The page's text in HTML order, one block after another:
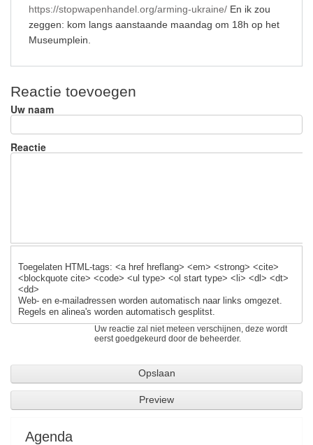
https://stopwapenhandel.org/arming-ukraine/ En ik zou
zeggen: kom langs aanstaande maandag om 18h op het
Museumplein.
Reactie toevoegen
Uw naam
Reactie
Toegelaten HTML-tags: <a href hreflang> <em> <strong> <cite>
<blockquote cite> <code> <ul type> <ol start type> <li> <dl> <dt>
<dd>
Web- en e-mailadressen worden automatisch naar links omgezet.
Regels en alinea's worden automatisch gesplitst.
Uw reactie zal niet meteen verschijnen, deze wordt
eerst goedgekeurd door de beheerder.
Agenda